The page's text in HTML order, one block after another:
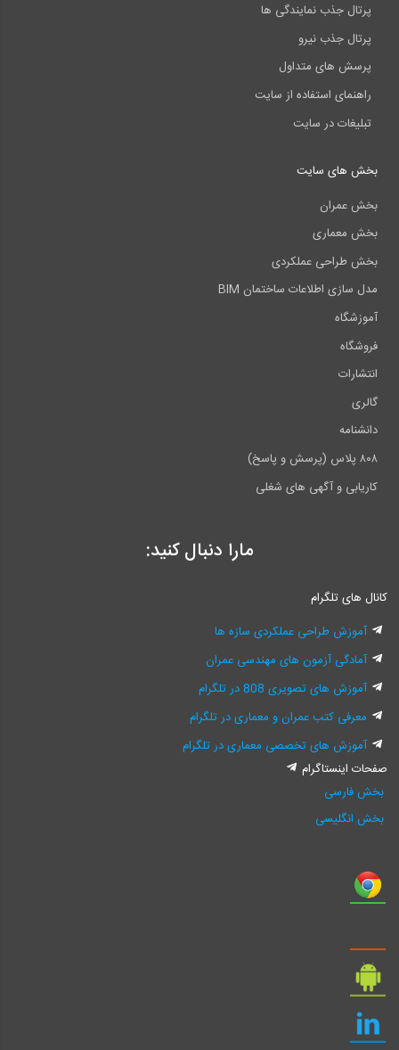
پرتال جذب نمایندگی ها
پرتال جذب نیرو
پرسش های متداول
راهنمای استفاده از سایت
تبلیغات در سایت
بخش های سایت
بخش عمران
بخش معماری
بخش طراحی عملکردی
مدل سازی اطلاعات ساختمان BIM
آموزشگاه
فروشگاه
انتشارات
گالری
دانشنامه
۸۰۸ پلاس (پرسش و پاسخ)
کاریابی و آگهی های شغلی
مارا دنبال کنید:
کانال های تلگرام
آموزش طراحی عملکردی سازه ها
آمادگی آزمون های مهندسی عمران
آموزش های تصویری 808 در تلگرام
معرفی کتب عمران و معماری در تلگرام
آموزش های تخصصی معماری در تلگرام
صفحات اینستاگرام
بخش فارسی
بخش انگلیسی